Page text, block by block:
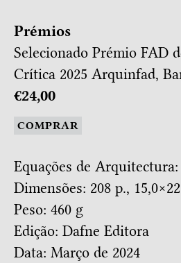
Prémios
Selecionado Prémio FAD
Crítica 2025 Arquinfad,
€24,00
COMPRAR
Equações de Arquitectura:
Dimensões: 208 p.,
Peso: 460 g
Edição: Dafne Editora
Data: Março de 2024